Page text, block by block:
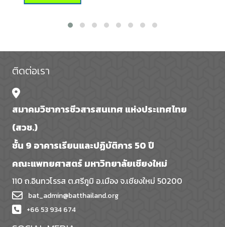
ติดต่อเรา
สมาคมวิชาการชีวสารสนเทศ แห่งประเทศไทย
(สวช.)
ชั้น 9 อาคารเรียนและปฏิบัติการ 50 ปี
คณะแพทยศาสตร์ มหาวิทยาลัยเชียงใหม่
110 ถ.อินทวโรรส ต.ศรีภูมิ อ.เมือง จ.เชียงใหม่ 50200
bat_admin@batthailand.org
+66 53 934 674